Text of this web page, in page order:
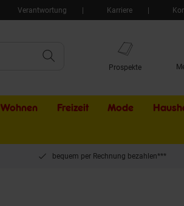
Verantwortung Karriere
Prospekte
Wohnen Freizeit Mode
bequem per Rechnung bezahlen***